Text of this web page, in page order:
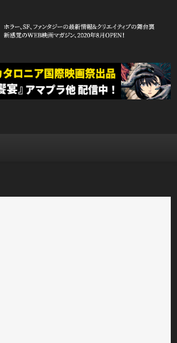
ジン「cowai コ
イ」